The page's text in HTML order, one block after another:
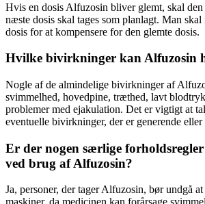
Hvis en dosis Alfuzosin bliver glemt, skal den
næste dosis skal tages som planlagt. Man skal
dosis for at kompensere for den glemte dosis.
Hvilke bivirkninger kan Alfuzosin
Nogle af de almindelige bivirkninger af
svimmelhed, hovedpine, træthed, lavt
problemer med ejakulation. Det er vigtigt at
eventuelle bivirkninger, der er generende eller
Er der nogen særlige
ved brug af Alfuzosin?
Ja, personer, der tager Alfuzosin, bør undgå